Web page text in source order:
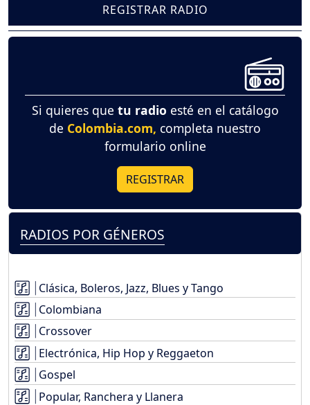
REGISTRAR RADIO
Si quieres que tu radio esté en el catálogo
de Colombia.com, completa nuestro
formulario online
REGISTRAR
RADIOS POR GÉNEROS
Clásica, Boleros, Jazz, Blues y Tango
Colombiana
Crossover
Electrónica, Hip Hop y Reggaeton
Gospel
Popular, Ranchera y Llanera